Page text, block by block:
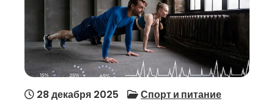
28 декабря 2025 Спорт и питание